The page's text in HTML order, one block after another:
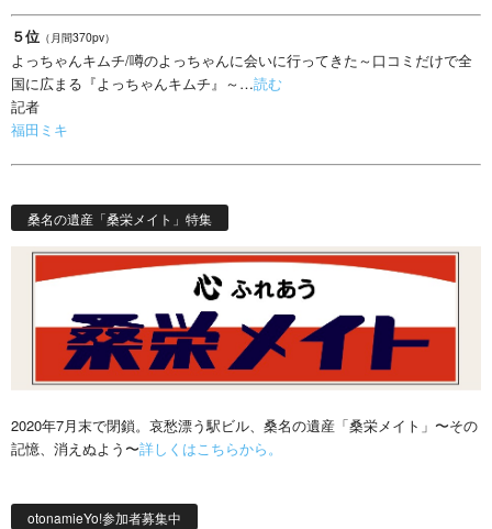
５位 （月間370pv）
よっちゃんキムチ/噂のよっちゃんに会いに行ってきた～口コミだけで全
国に広まる『よっちゃんキムチ』～…読む
記者
福田ミキ
桑名の遺産「桑栄メイト」特集
2020年7月末で閉鎖。哀愁漂う駅ビル、桑名の遺産「桑栄メイト」〜その
記憶、消えぬよう〜詳しくはこちらから。
otonamieYo!参加者募集中